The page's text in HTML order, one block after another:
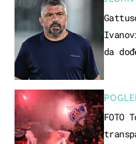
da
FOTO